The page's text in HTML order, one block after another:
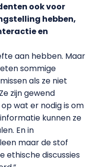
ook voor
hebben,
en
aan hebben. Maar
sommige
als ze niet
zijn gewend
wat er nodig is om
kunnen ze
En in
maar de stof
ethische discussies